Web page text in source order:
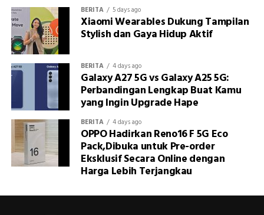
BERITA 5 days ago
Xiaomi Wearables Dukung Tampilan
Stylish dan Gaya Hidup Aktif
BERITA 4 days ago
Galaxy A27 5G vs Galaxy A25 5G:
Perbandingan Lengkap Buat Kamu
yang Ingin Upgrade Hape
BERITA 4 days ago
OPPO Hadirkan Reno16 F 5G Eco
Pack,Dibuka untuk Pre-order
Eksklusif Secara Online dengan
Harga Lebih Terjangkau